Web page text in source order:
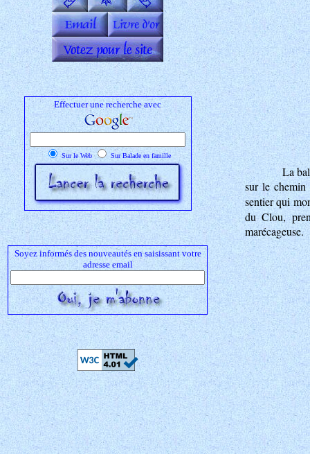
Effectuer une recherche avec
Sur le Web Sur Balade en famille
Soyez informés des nouveautés en saisissant votre
adresse email
La
sur le
sentier qui
du Clou,
marécageuse.